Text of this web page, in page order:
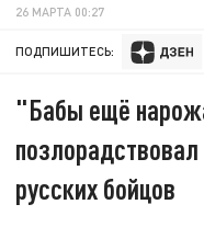
26 МАРТА 00:27
ПОДПИШИТЕСЬ:
"Бабы ещё
русских бойцов